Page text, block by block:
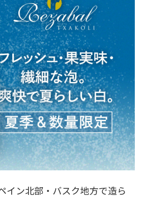
イン北部・バスク地方で造ら